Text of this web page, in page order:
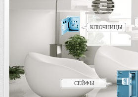
КЛЮЧНИЦЫ
СЕЙФЫ